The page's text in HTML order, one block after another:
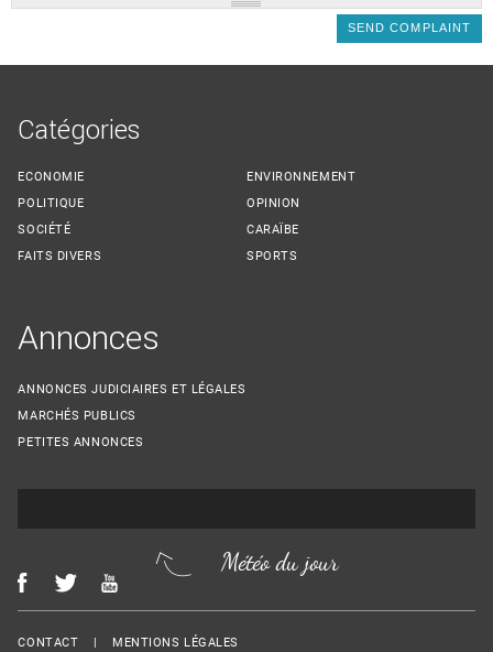
Catégories
ECONOMIE
POLITIQUE
SOCIÉTÉ
FAITS DIVERS
ENVIRONNEMENT
OPINION
CARAÏBE
SPORTS
Annonces
ANNONCES JUDICIAIRES ET LÉGALES
MARCHÉS PUBLICS
PETITES ANNONCES
Météo du jour
Menu Footer
CONTACT MENTIONS LÉGALES